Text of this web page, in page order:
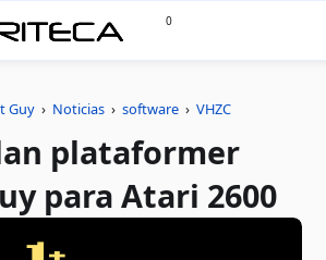
0
Guy › Noticias ›software ›VHZC
plataformer
para Atari 2600